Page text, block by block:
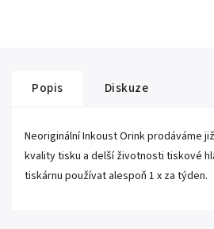
Popis Diskuze
Neoriginální Inkoust Orink prodáváme
kvality tisku a delší životnosti tiskové
tiskárnu používat alespoň 1 x za týden.